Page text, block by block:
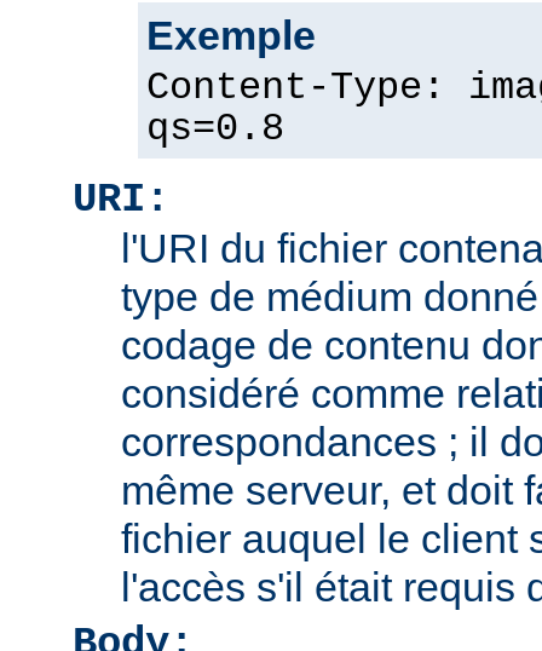
Exemple
Content-Type:
qs=0.8
URI:
l'URI du fichier
type de médium
codage de contenu
considéré comme
correspondances ; il
même serveur, et doit
fichier auquel le client
l'accès s'il était requis